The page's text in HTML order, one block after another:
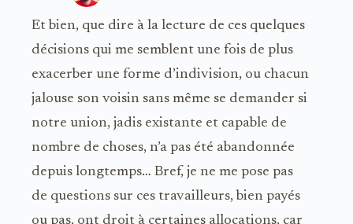
Et bien, que dire à la lecture de ces quelques
décisions qui me semblent une fois de plus
exacerber une forme d’indivision, ou chacun
jalouse son voisin sans même se demander si
notre union, jadis existante et capable de
nombre de choses, n’a pas été abandonnée
depuis longtemps… Bref, je ne me pose pas
de questions sur ces travailleurs, bien payés